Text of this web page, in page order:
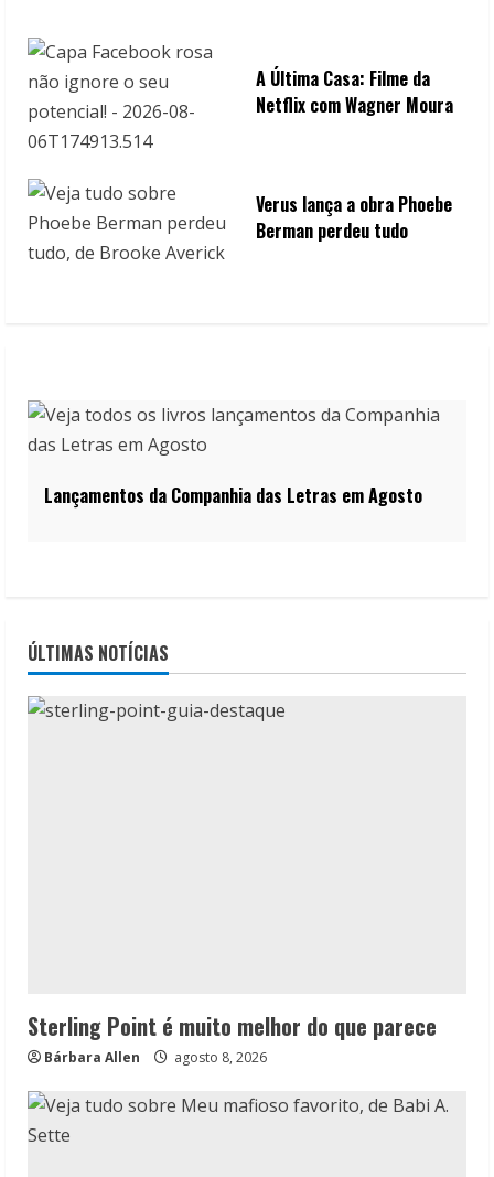
A Última Casa: Filme da
Netflix com Wagner Moura
Verus lança a obra Phoebe
Berman perdeu tudo
Lançamentos da Companhia das Letras em Agosto
ÚLTIMAS NOTÍCIAS
Sterling Point é muito melhor do que parece
Bárbara Allen agosto 8, 2026